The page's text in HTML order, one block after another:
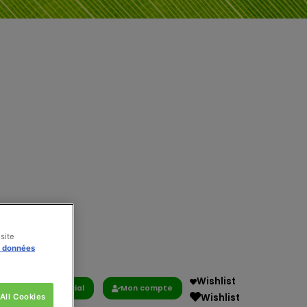
Commercial Mon compte
Wishlist
Wishlist
Cookies